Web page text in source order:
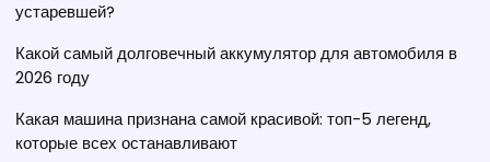
устаревшей?
Какой самый долговечный аккумулятор для автомобиля в
2026 году
Какая машина признана самой красивой: топ-5 легенд,
которые всех останавливают